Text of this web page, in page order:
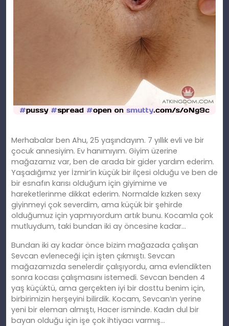
Merhabalar ben Ahu, 25 yaşındayım. 7 yıllık evli ve bir
çocuk annesiyim. Ev hanımıyım. Giyim üzerine
mağazamız var, ben de arada bir gider yardım ederim.
Yaşadığımız yer İzmir’in küçük bir ilçesi olduğu ve ben de
bir esnafın karısı olduğum için giyimime ve
hareketlerinme dikkat ederim. Normalde kızken sexy
giyinmeyi çok severdim, ama küçük bir şehirde
olduğumuz için yapmıyordum artık bunu. Kocamla çok
mutluydum, taki bundan iki ay öncesine kadar…
Bundan iki ay kadar önce bizim mağazada çalışan
Sevcan evleneceği için işten çıkmıştı. Sevcan
mağazamızda senelerdir çalışıyordu, ama evlendikten
sonra kocası çalışmasını istemedi. Sevcan benden 4
yaş küçüktü, ama gerçekten iyi bir dosttu benim için,
birbirimizin herşeyini bilirdik. Kocam, Sevcan’ın yerine
yeni bir eleman almıştı, Hacer isminde. Kadın dul bir
bayan olduğu için işe çok ihtiyacı varmış…